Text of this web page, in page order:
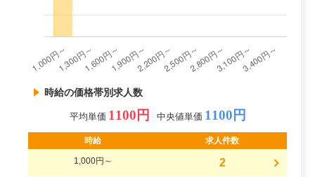
時給の価格帯別求人数
平均単価 1100円 中央値単価 1100円
時給 求人件数
1,000円～ 2